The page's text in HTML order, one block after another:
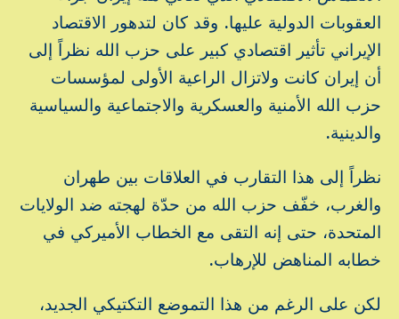
العقوبات الدولية عليها. وقد كان لتدهور الاقتصاد
الإيراني تأثير اقتصادي كبير على حزب الله نظراً إلى
أن إيران كانت ولاتزال الراعية الأولى لمؤسسات
حزب الله الأمنية والعسكرية والاجتماعية والسياسية
والدينية.
نظراً إلى هذا التقارب في العلاقات بين طهران
والغرب، خفّف حزب الله من حدّة لهجته ضد الولايات
المتحدة، حتى إنه التقى مع الخطاب الأميركي في
خطابه المناهض للإرهاب.
لكن على الرغم من هذا التموضع التكتيكي الجديد،